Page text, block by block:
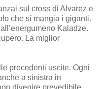
sul cross di Alvarez e
che si mangia i giganti.
Kaladze.
La miglior
precedenti uscite. Ogni
a sinistra in
divenire prevedibile.